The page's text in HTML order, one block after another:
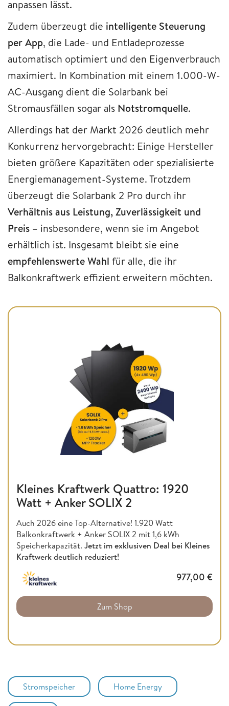
anpassen lässt.
Zudem überzeugt die intelligente Steuerung
per App, die Lade- und Entladeprozesse
automatisch optimiert und den Eigenverbrauch
maximiert. In Kombination mit einem 1.000-W-
AC-Ausgang dient die Solarbank bei
Stromausfällen sogar als Notstromquelle.
Allerdings hat der Markt 2026 deutlich mehr
Konkurrenz hervorgebracht: Einige Hersteller
bieten größere Kapazitäten oder spezialisierte
Energiemanagement-Systeme. Trotzdem
überzeugt die Solarbank 2 Pro durch ihr
Verhältnis aus Leistung, Zuverlässigkeit und
Preis – insbesondere, wenn sie im Angebot
erhältlich ist. Insgesamt bleibt sie eine
empfehlenswerte Wahl für alle, die ihr
Balkonkraftwerk effizient erweitern möchten.
Kleines Kraftwerk Quattro: 1920
Watt + Anker SOLIX 2
Auch 2026 eine Top-Alternative! 1.920 Watt
Balkonkraftwerk + Anker SOLIX 2 mit 1,6 kWh
Speicherkapazität. Jetzt im exklusiven Deal bei Kleines
Kraftwerk deutlich reduziert!
977,00 €
Zum Shop
Stromspeicher Home Energy